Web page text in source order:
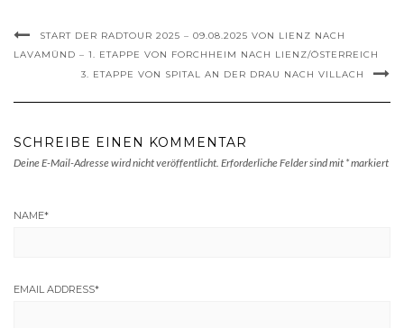
START DER RADTOUR 2025 – 09.08.2025 VON LIENZ NACH
LAVAMÜND – 1. ETAPPE VON FORCHHEIM NACH LIENZ/ÖSTERREICH
3. ETAPPE VON SPITAL AN DER DRAU NACH VILLACH
SCHREIBE EINEN KOMMENTAR
Deine E-Mail-Adresse wird nicht veröffentlicht. Erforderliche Felder sind mit *markiert
NAME*
EMAIL ADDRESS*